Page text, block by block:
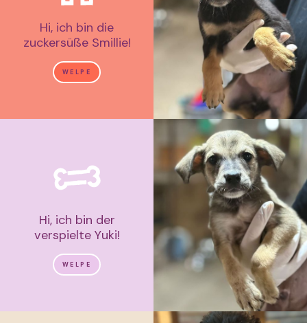
Hi, ich bin die
zuckersüße Smillie!
WELPE
Hi, ich bin der
verspielte Yuki!
WELPE